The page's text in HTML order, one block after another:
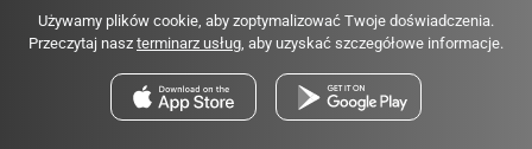
Używamy plików cookie, aby zoptymalizować Twoje doświadczenia.
Przeczytaj nasz terminarz usług, aby uzyskać szczegółowe informacje.